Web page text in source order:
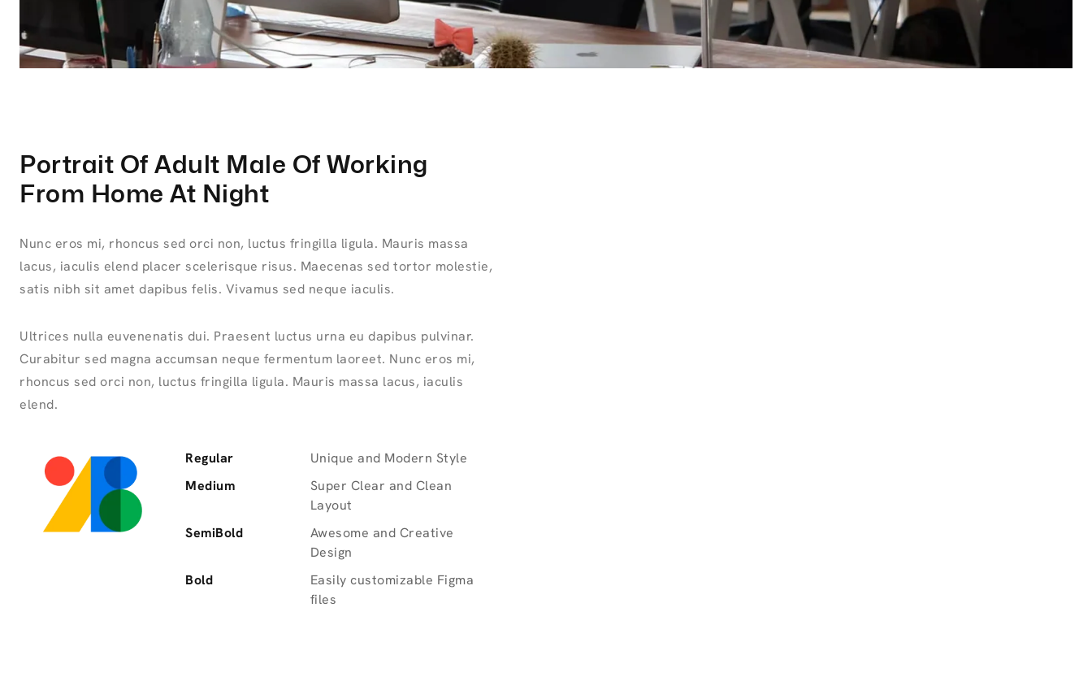
Portrait Of Adult Male Of Working
From Home At Night
Nunc eros mi, rhoncus sed orci non, luctus fringilla ligula. Mauris massa
lacus, iaculis elend placer scelerisque risus. Maecenas sed tortor molestie,
satis nibh sit amet dapibus felis. Vivamus sed neque iaculis.
Ultrices nulla euvenenatis dui. Praesent luctus urna eu dapibus pulvinar.
Curabitur sed magna accumsan neque fermentum laoreet. Nunc eros mi,
rhoncus sed orci non, luctus fringilla ligula. Mauris massa lacus, iaculis
elend.
Regular
Unique and Modern Style
Medium
Super Clear and Clean
Layout
SemiBold
Awesome and Creative
Design
Bold
Easily customizable Figma
files